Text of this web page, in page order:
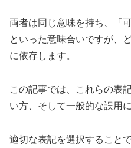
両者は同じ意味を持ち、「
といった意味合いですが、
に依存します。
この記事では、これらの表
い方、そして一般的な誤用
適切な表記を選択すること